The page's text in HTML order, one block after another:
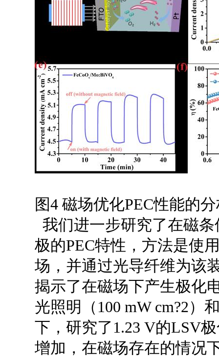
图4 磁场优化PEC性能的
我们进一步研究了在磁
极的PEC特性，方法是使
场，并通过光导纤维为该
揭示了在磁场下产生极化
光照明（100 mW cm?2）
下，研究了1.23 V的LSV
增加，在磁场存在的情况